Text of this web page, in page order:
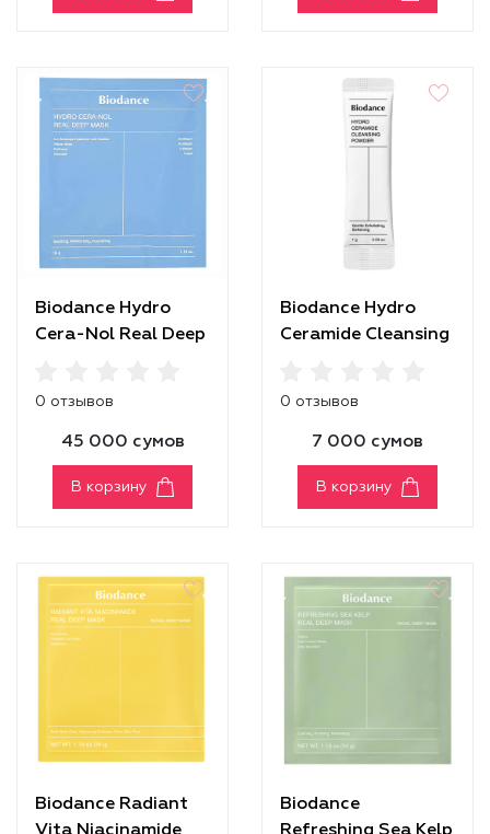
Biodance Hydro
Cera-Nol Real Deep
0 отзывов
45 000 сумов
В корзину
Biodance Hydro
Ceramide Cleansing
0 отзывов
7 000 сумов
В корзину
Biodance Radiant
Biodance